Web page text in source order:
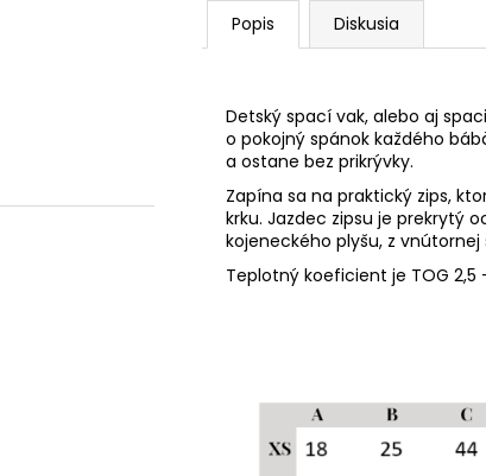
Popis Diskusia
Detský spací vak, alebo aj
o pokojný spánok každého
a ostane bez prikrývky.
Zapína sa na praktický zips,
krku. Jazdec zipsu je prekrytý
kojeneckého plyšu, z
Teplotný koeficient je TOG